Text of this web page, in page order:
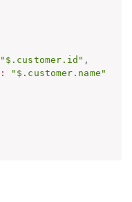
"$.customer.id" ,
:
"$.customer.name"